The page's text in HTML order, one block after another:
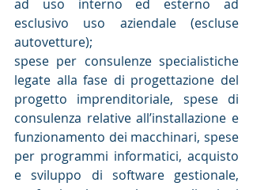
ad uso interno ed esterno ad
esclusivo uso aziendale (escluse
autovetture);
spese per consulenze specialistiche
legate alla fase di progettazione del
progetto imprenditoriale, spese di
consulenza relative all’installazione e
funzionamento dei macchinari, spese
per programmi informatici, acquisto
e sviluppo di software gestionale,